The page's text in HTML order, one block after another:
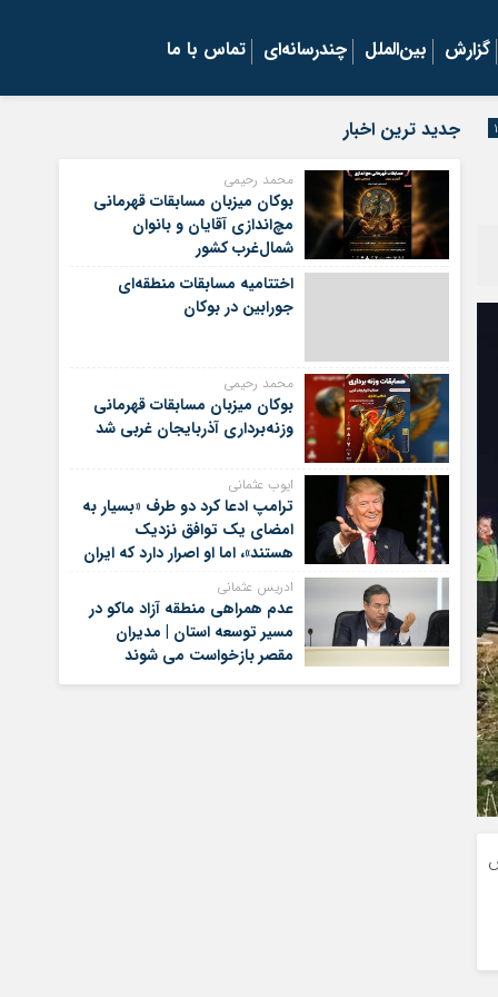
گزارش بین‌الملل چندرسانه‌ای تماس با ما
جدید ترین اخبار
محمد رحیمی
بوکان میزبان مسابقات قهرمانی
مچ‌اندازی آقایان و بانوان
شمال‌غرب کشور
اختتامیه مسابقات منطقه‌ای
جورابین در بوکان
محمد رحیمی
بوکان میزبان مسابقات قهرمانی
وزنه‌برداری آذربایجان غربی شد
ایوب عثمانی
ترامپ ادعا کرد دو طرف «بسیار به
امضای یک توافق نزدیک
هستند»، اما او اصرار دارد که ایران
برای کنار گذاشتن برنامه‌های
هسته‌ای خود گام‌های بیشتری
بردارد
ادریس عثمانی
عدم همراهی منطقه آزاد ماکو در
مسیر توسعه استان | مدیران
مقصر بازخواست می شوند